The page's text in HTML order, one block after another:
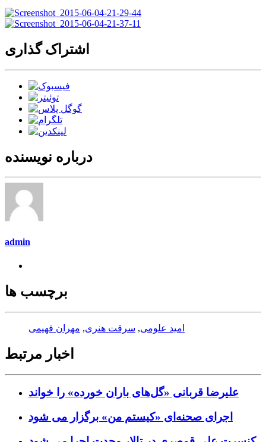
اشتراک گذاری
درباره نویسنده
admin
برچسب ها
امید علومی, سرقت هنری, مهران فهیمی
اخبار مرتبط
علیرضا قربانی «گل‌های باران خورده» را خواند
اجرای صحنه‌ای «کیستم من» برگزار می شود